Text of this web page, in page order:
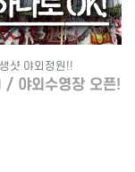
샷 야외정원!!
/ 야외수영장 오픈!